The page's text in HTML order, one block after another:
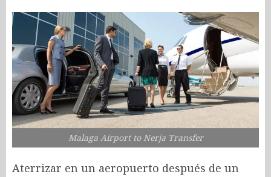
Malaga Airport to Nerja Transfer
Aterrizar en un aeropuerto después de un